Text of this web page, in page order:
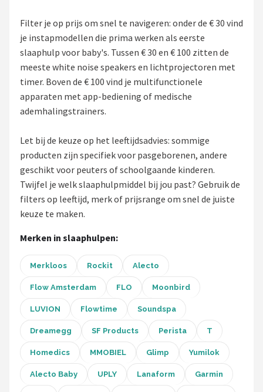
KCVV
Decopatent
Countryfield
Alle merken →
Filter je op prijs om snel te navigeren: onder de € 30 vind
je instapmodellen die prima werken als eerste
slaaphulp voor baby's. Tussen € 30 en € 100 zitten de
meeste white noise speakers en lichtprojectoren met
timer. Boven de € 100 vind je multifunctionele
apparaten met app-bediening of medische
ademhalingstrainers.
Let bij de keuze op het leeftijdsadvies: sommige
producten zijn specifiek voor pasgeborenen, andere
geschikt voor peuters of schoolgaande kinderen.
Twijfel je welk slaaphulpmiddel bij jou past? Gebruik de
filters op leeftijd, merk of prijsrange om snel de juiste
keuze te maken.
Merken in slaaphulpen:
Merkloos Rockit Alecto
Flow Amsterdam FLO Moonbird
LUVION Flowtime Soundspa
Dreamegg SF Products Perista T
Homedics MMOBIEL Glimp Yumilok
Alecto Baby UPLY Lanaform Garmin